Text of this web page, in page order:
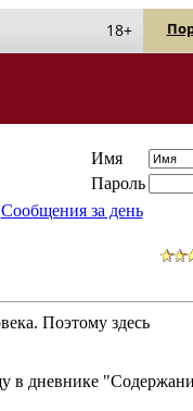
18+
Имя
Пароль
Сообщения за день
Поэтому здесь
в дневнике